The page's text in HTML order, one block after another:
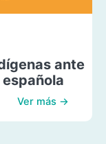
ante
Ver más →